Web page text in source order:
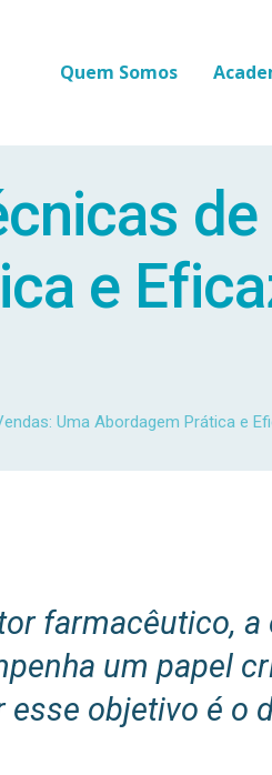
Quem Somos
e
Uma Abordagem Prática e
farmacêutico,
um papel
esse objetivo é o